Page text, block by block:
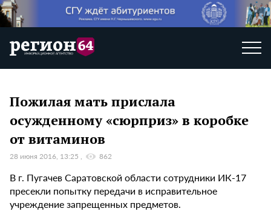
Пожилая мать прислала
осужденному «сюрприз» в коробке
от витаминов
28 июня 2016, 13:25 862
В г. Пугачев Саратовской области сотрудники ИК-17
пресекли попытку передачи в исправительное
учреждение запрещенных предметов.